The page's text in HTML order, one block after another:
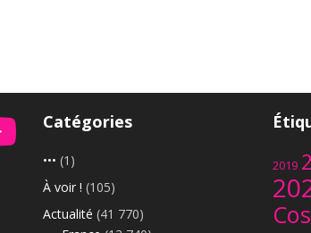
Catégories
••• (1)
À voir ! (105)
Actualité (41 770)
2019